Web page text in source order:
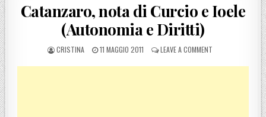
Catanzaro, nota di Curcio e Ioele
(Autonomia e Diritti)
POSTED BY
CRISTINA POSTED ON
11 MAGGIO 2011 LEAVE A COMMENT ON CATANZARO,